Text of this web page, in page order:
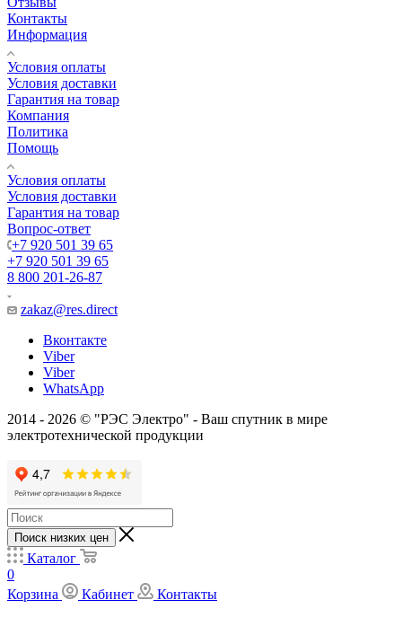
Контакты
Информация
Условия оплаты
Условия доставки
Гарантия на товар
Компания
Политика
Помощь
Условия оплаты
Условия доставки
Гарантия на товар
Вопрос-ответ
+7 920 501 39 65
+7 920 501 39 65
8 800 201-26-87
zakaz@res.direct
Вконтакте
Viber
Viber
WhatsApp
2014 - 2026 © "РЭС Электро" - Ваш спутник в мире
электротехнической продукции
Поиск низких цен
Каталог
0
Корзина
Кабинет Контакты